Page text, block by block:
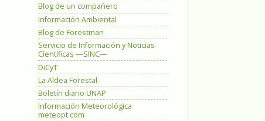
Blog de un compañero
Información Ambiental
Blog de Forestman
Servicio de Información y Noticias
Científicas —SINC—
DiCyT
La Aldea Forestal
Boletín diario UNAP
Información Meteorológica
meteopt.com